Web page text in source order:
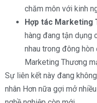
chăm môn với kinh
Hợp tác Marketing
hàng đang tận dụng
nhau trong đông
Marketing Thương
Sự liên kết này đang
nhân Hơn nữa gợi mở